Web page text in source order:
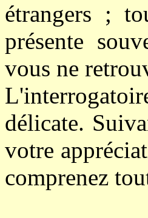
étrangers ;
présente
vous ne
délicate.
votre
comprenez